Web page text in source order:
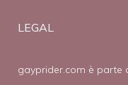
LEGAL
gayprider.com è parte